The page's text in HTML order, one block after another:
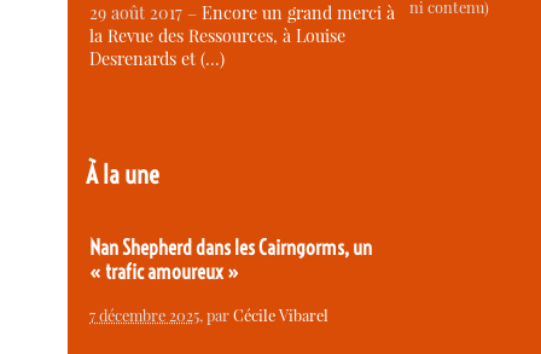
29 août 2017 –Encore un grand merci à
la Revue des Ressources, à Louise
Desrenards et (…)
À la une
Nan Shepherd dans les Cairngorms, un
« trafic amoureux »
7 décembre 2025, parCécile Vibarel
ni contenu)